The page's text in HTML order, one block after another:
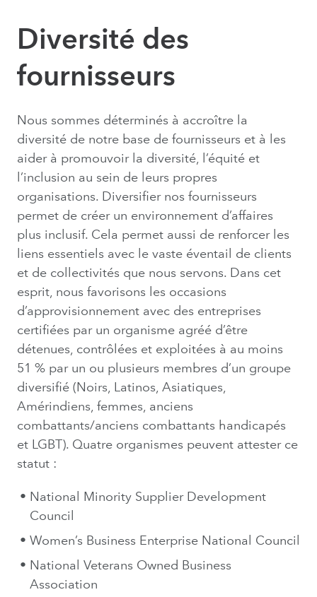
Diversité des
fournisseurs
Nous sommes déterminés à accroître la
diversité de notre base de fournisseurs et à les
aider à promouvoir la diversité, l’équité et
l’inclusion au sein de leurs propres
organisations. Diversifier nos fournisseurs
permet de créer un environnement d’affaires
plus inclusif. Cela permet aussi de renforcer les
liens essentiels avec le vaste éventail de clients
et de collectivités que nous servons. Dans cet
esprit, nous favorisons les occasions
d’approvisionnement avec des entreprises
certifiées par un organisme agréé d’être
détenues, contrôlées et exploitées à au moins
51 % par un ou plusieurs membres d’un groupe
diversifié (Noirs, Latinos, Asiatiques,
Amérindiens, femmes, anciens
combattants/anciens combattants handicapés
et LGBT). Quatre organismes peuvent attester ce
statut :
National Minority Supplier Development
Council
Women’s Business Enterprise National Council
National Veterans Owned Business
Association